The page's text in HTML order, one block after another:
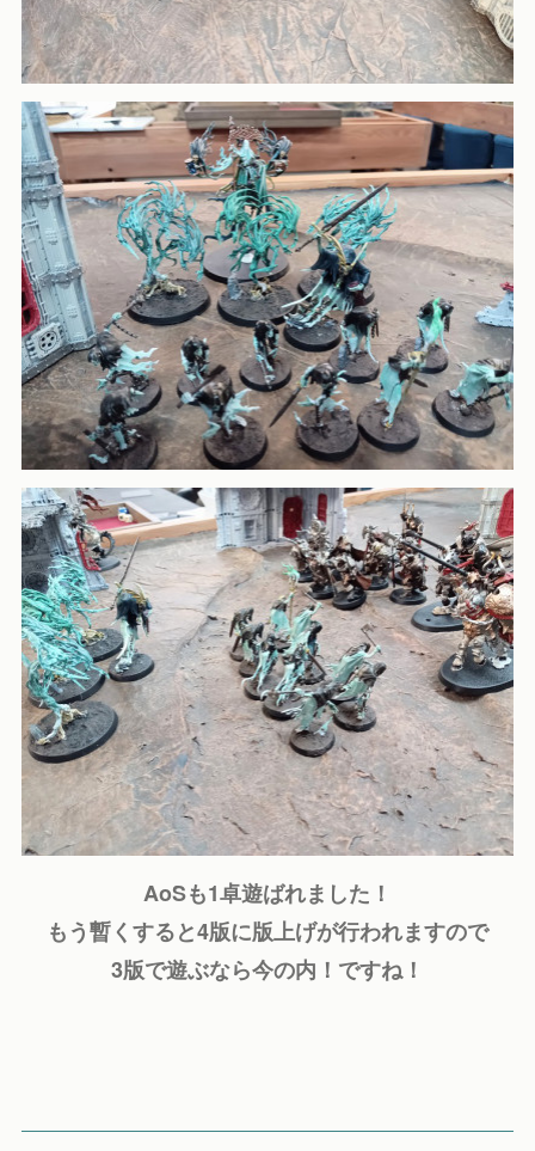
AoSも1卓遊ばれました！
もう暫くすると4版に版上げが行われますので
3版で遊ぶなら今の内！ですね！